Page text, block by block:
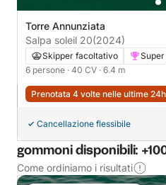
Torre Annunziata
Salpa soleil 20(2024)
Skipper facoltativo
6 persone · 40 CV · 6.4 m
Prenotata 4 volte nelle ultime 24h
Cancellazione flessibile
gommoni disponibili:
Come ordiniamo i risultati